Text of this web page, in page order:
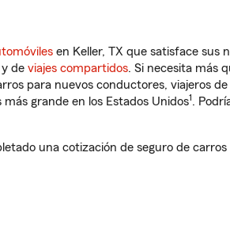
en Keller, TX que satisface sus
y de viajes compartidos. Si necesita más
para nuevos conductores, viajeros
grande en los Estados Unidos1.
una cotización de seguro de carros